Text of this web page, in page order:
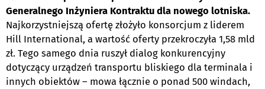
Generalnego Inżyniera Kontraktu dla nowego lotniska.
Najkorzystniejszą ofertę złożyło konsorcjum z liderem
Hill International, a wartość oferty przekroczyła 1,58 mld
zł. Tego samego dnia ruszył dialog konkurencyjny
dotyczący urządzeń transportu bliskiego dla terminala i
innych obiektów – mowa łącznie o ponad 500 windach,